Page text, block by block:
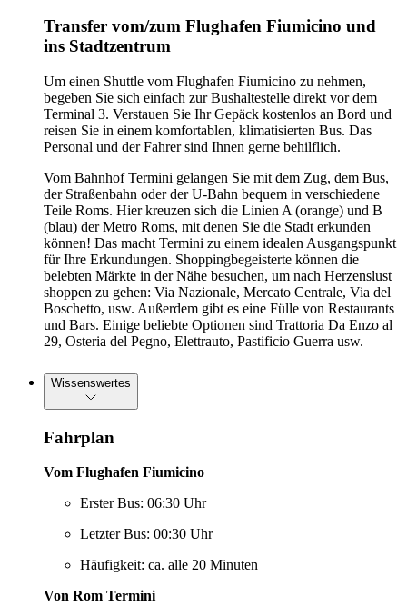
Transfer vom/zum Flughafen Fiumicino und
ins Stadtzentrum
Um einen Shuttle vom Flughafen Fiumicino zu nehmen,
begeben Sie sich einfach zur Bushaltestelle direkt vor dem
Terminal 3. Verstauen Sie Ihr Gepäck kostenlos an Bord und
reisen Sie in einem komfortablen, klimatisierten Bus. Das
Personal und der Fahrer sind Ihnen gerne behilflich.
Vom Bahnhof Termini gelangen Sie mit dem Zug, dem Bus,
der Straßenbahn oder der U-Bahn bequem in verschiedene
Teile Roms. Hier kreuzen sich die Linien A (orange) und B
(blau) der Metro Roms, mit denen Sie die Stadt erkunden
können! Das macht Termini zu einem idealen Ausgangspunkt
für Ihre Erkundungen. Shoppingbegeisterte können die
belebten Märkte in der Nähe besuchen, um nach Herzenslust
shoppen zu gehen: Via Nazionale, Mercato Centrale, Via del
Boschetto, usw. Außerdem gibt es eine Fülle von Restaurants
und Bars. Einige beliebte Optionen sind Trattoria Da Enzo al
29, Osteria del Pegno, Elettrauto, Pastificio Guerra usw.
Wissenswertes
Fahrplan
Vom Flughafen Fiumicino
Erster Bus: 06:30 Uhr
Letzter Bus: 00:30 Uhr
Häufigkeit: ca. alle 20 Minuten
Von Rom Termini